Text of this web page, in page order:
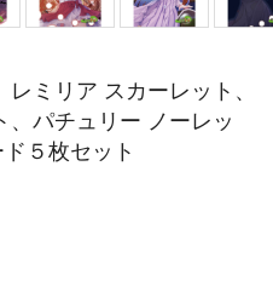
ミリア スカーレット、
パチュリー ノーレッ
５枚セット